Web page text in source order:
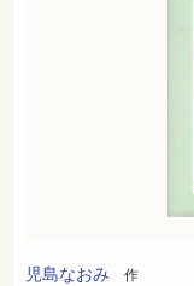
児島なおみ 作